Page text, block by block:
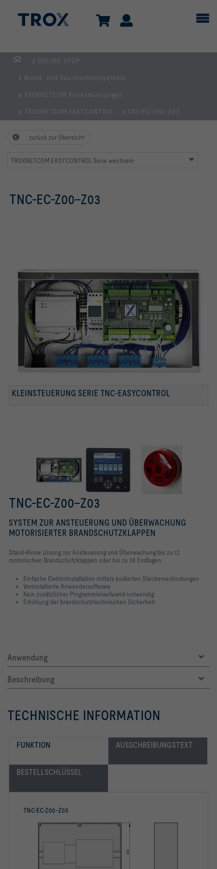
ONLINE SHOP
Brand- und Rauchschutzsysteme
TROXNETCOM Kleinsteuerungen
TROXNETCOM EASYCONTROL TNC-EC-Z00–Z03
zurück zur Übersicht
TROXNETCOM EASYCONTROL Serie wechseln
TNC-EC-Z00–Z03
KLEINSTEUERUNG SERIE TNC-EASYCONTROL
TNC-EC-Z00–Z03
SYSTEM ZUR ANSTEUERUNG UND ÜBERWACHUNG
MOTORISIERTER BRANDSCHUTZKLAPPEN
Stand-Alone Lösung zur Ansteuerung und Überwachung bis zu 12
motorischen Brandschutzklappen oder bis zu 24 Endlagen
Einfache Elektroinstallation mittels kodierten Steckerverbindungen
Vorinstallierte Anwendersoftware
Kein zusätzlicher Programmieraufwand notwendig
Erhöhung der brandschutztechnischen Sicherheit
Anwendung
Beschreibung
TECHNISCHE INFORMATION
FUNKTION AUSSCHREIBUNGSTEXT
BESTELLSCHLÜSSEL
TNC-EC-Z00–Z03